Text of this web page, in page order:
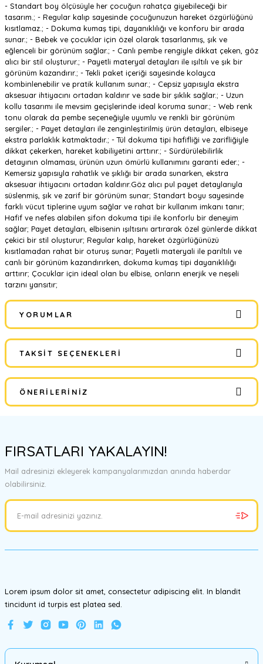
- Standart boy ölçüsüyle her çocuğun rahatça giyebileceği bir
tasarım.; - Regular kalıp sayesinde çocuğunuzun hareket özgürlüğünü
kısıtlamaz.; - Dokuma kumaş tipi, dayanıklılığı ve konforu bir arada
sunar.; - Bebek ve çocuklar için özel olarak tasarlanmış, şık ve
eğlenceli bir görünüm sağlar.; - Canlı pembe rengiyle dikkat çeken, göz
alıcı bir stil oluşturur.; - Payetli materyal detayları ile ışıltılı ve şık bir
görünüm kazandırır.; - Tekli paket içeriği sayesinde kolayca
kombinlenebilir ve pratik kullanım sunar.; - Cepsiz yapısıyla ekstra
aksesuar ihtiyacını ortadan kaldırır ve sade bir şıklık sağlar.; - Uzun
kollu tasarımı ile mevsim geçişlerinde ideal koruma sunar.; - Web renk
tonu olarak da pembe seçeneğiyle uyumlu ve renkli bir görünüm
sergiler.; - Payet detayları ile zenginleştirilmiş ürün detayları, elbiseye
ekstra parlaklık katmaktadır.; - Tül dokuma tipi hafifliği ve zarifliğiyle
dikkat çekerken, hareket kabiliyetini arttırır.; - Sürdürülebilirlik
detayının olmaması, ürünün uzun ömürlü kullanımını garanti eder.; -
Kemersiz yapısıyla rahatlık ve şıklığı bir arada sunarken, ekstra
aksesuar ihtiyacını ortadan kaldırır.Göz alıcı pul payet detaylarıyla
süslenmiş, şık ve zarif bir görünüm sunar; Standart boyu sayesinde
farklı vücut tiplerine uyum sağlar ve rahat bir kullanım imkanı tanır;
Hafif ve nefes alabilen şifon dokuma tipi ile konforlu bir deneyim
sağlar; Payet detayları, elbisenin ışıltısını artırarak özel günlerde dikkat
çekici bir stil oluşturur; Regular kalıp, hareket özgürlüğünüzü
kısıtlamadan rahat bir oturuş sunar; Payetli materyali ile parıltılı ve
canlı bir görünüm kazandırırken, dokuma kumaş tipi dayanıklılığı
arttırır; Çocuklar için ideal olan bu elbise, onların enerjik ve neşeli
tarzını yansıtır;
YORUMLAR
Bu ürüne ilk yorumu siz yapın!
TAKSIT SEÇENEKLERI
ÖNERILERINIZ
tarafımıza iletebilirsiniz.
Görüş ve önerileriniz için teşekkür ederiz.
Ürün resmi kalitesiz, bozuk veya görüntülenemiyor.
Ürün bilgilerinde hatalar bulunuyor.
FIRSATLARI YAKALAYIN!
Mail adresinizi ekleyerek kampanyalarımızdan anında haberdar
olabilirsiniz.
Lorem ipsum dolor sit amet, consectetur adipiscing elit. In blandit
tincidunt id turpis est platea sed.